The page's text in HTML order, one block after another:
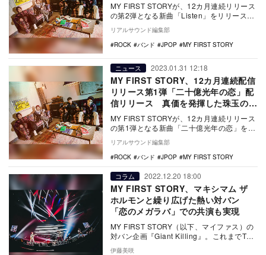
MY FIRST STORYが、12カ月連続リリース
の第2弾となる新曲「Listen」をリリースし
た。 第1弾「二十億光年の…
リアルサウンド編集部
ROCK
バンド JPOP MY FIRST STORY
ニュース 2023.01.31 12:18
MY FIRST STORY、12カ月連続配信
リリース第1弾「二十億光年の恋」配
信リリース 真価を発揮した珠玉のロ
ックバラードに
MY FIRST STORYが、12カ月連続リリース
の第1弾となる新曲「二十億光年の恋」を配
信リリースした。 昨年、横浜アリ…
リアルサウンド編集部
ROCK
バンド JPOP MY FIRST STORY
コラム 2022.12.20 18:00
MY FIRST STORY、マキシマム ザ
ホルモンと繰り広げた熱い対バン
「恋のメガラバ」での共演も実現
MY FIRST STORY（以下、マイファス）の
対バン企画『Giant Killing』。これまでTHE
ORAL CIGAR…
伊藤美咲